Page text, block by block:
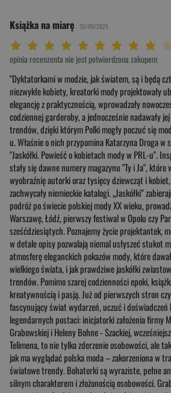
Książka na miarę 30/09/2025
Twoja
Twoja
Twoja ocena:
Twoja ocena: Dobra 6/
Twoja ocena: Przeciętna 5/
Twoja ocena: Może być 4/10"
Twoja ocena: Słaba 3/10"
Twoja ocena: Bardzo słaba 2/10"
Twoja ocena: Beznadziejna 1/10"
opinia recenzenta nie jest potwierdzona zakupem
"Dyktatorkami w modzie, jak światem, są i będą
niezwykłe kobiety, kreatorki mody projektowały
elegancję z praktycznością, wprowadzały
codziennej garderoby, a jednocześnie nadawały
trendów, dzięki którym Polki mogły poczuć się
u. Właśnie o nich przypomina Katarzyna Droga w
"Jaskółki. Powieść o kobietach mody w PRL-u".
stały się dawne numery magazynu "Ty i Ja",
wyobraźnię autorki oraz tysięcy dziewcząt i
zachwycały niemieckie katalogi. „Jaskółki”
podróż po świecie polskiej mody XX wieku,
Warszawę, Łódź, pierwszy festiwal w Opolu czy
sześćdziesiątych. Poznajemy życie projektantek,
w detale opisy pozwalają niemal usłyszeć stukot
atmosferę eleganckich pokazów mody, które
wielkiego świata, i jak prawdziwe jaskółki
trendów. Pomimo szarej codzienności epoki,
kreatywnością i pasją. Już od pierwszych stron
fascynujący świat wydarzeń, uczuć i
legendarnych postaci: inicjatorki założenia firmy
Grabowskiej i Heleny Bohne - Szackiej,
Telimena, to nie tylko zderzenie osobowości, ale
jak ma wyglądać polska moda – zakorzeniona w
światowe trendy. Bohaterki są wyraziste, pełne
silnym charakterem i złożonością osobowości.